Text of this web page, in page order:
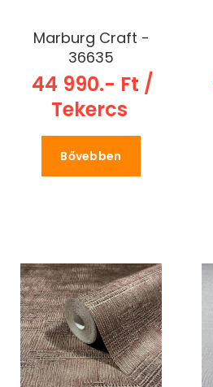
Marburg Craft -
36635
44 990.- Ft /
Tekercs
Bővebben